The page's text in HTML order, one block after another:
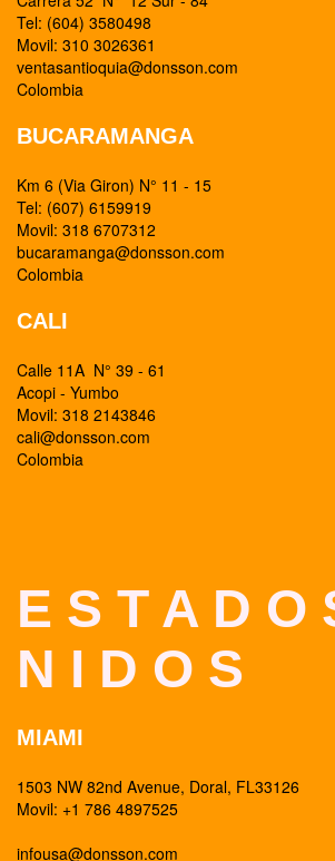
Tel: (604) 3580498
Movil: 310 3026361
ventasantioquia@donsson.com
Colombia
BUCARAMANGA
Km 6 (Via Giron) N° 11 - 15
Tel: (607) 6159919
Movil: 318 6707312
bucaramanga@donsson.com
Colombia
CALI
Calle 11A N° 39 - 61
Acopi - Yumbo
Movil: 318 2143846
cali@donsson.com
Colombia
E S T A D
N I D O S
MIAMI
1503 NW 82nd Avenue, Doral, FL33126
Movil: +1 786 4897525
infousa@donsson.com